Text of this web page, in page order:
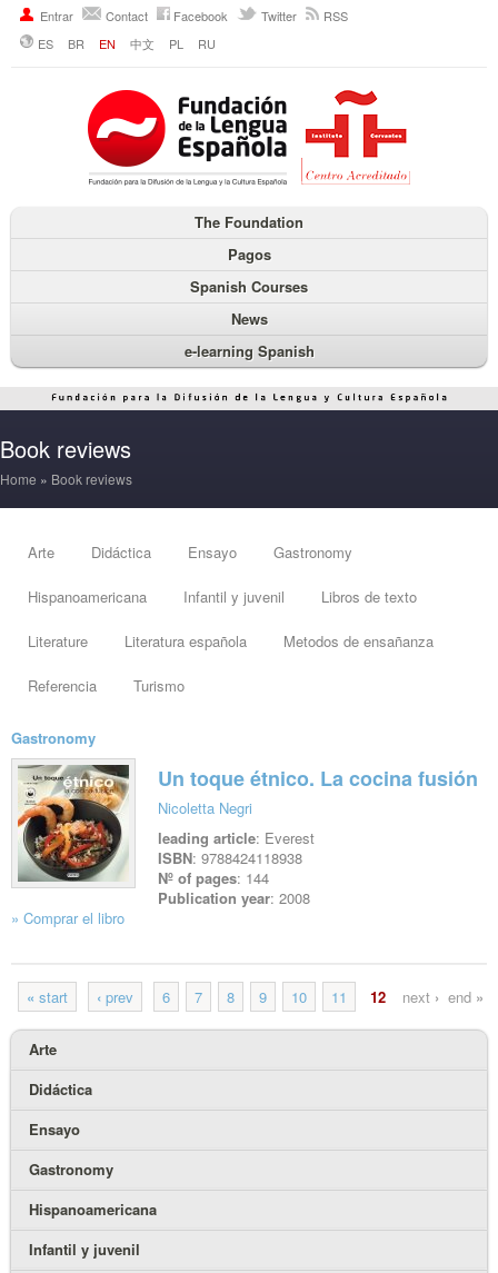
Entrar Contact Facebook Twitter
RSS
ES
BR EN 中文 PL RU
The Foundation
Pagos
Spanish Courses
News
e-learning Spanish
Book reviews
Home » Book reviews
Arte Didáctica Ensayo Gastronomy
Hispanoamericana Infantil y juvenil Libros de texto
Literature Literatura española Metodos de ensañanza
Referencia Turismo
Gastronomy
Un toque étnico. La cocina fusión
Nicoletta Negri
leading article: Everest
ISBN: 9788424118938
Nº of pages: 144
Publication year: 2008
» Comprar el libro
« start ‹prev 6 7 8 9 10 11 12 next › end »
Arte
Didáctica
Ensayo
Gastronomy
Hispanoamericana
Infantil y juvenil